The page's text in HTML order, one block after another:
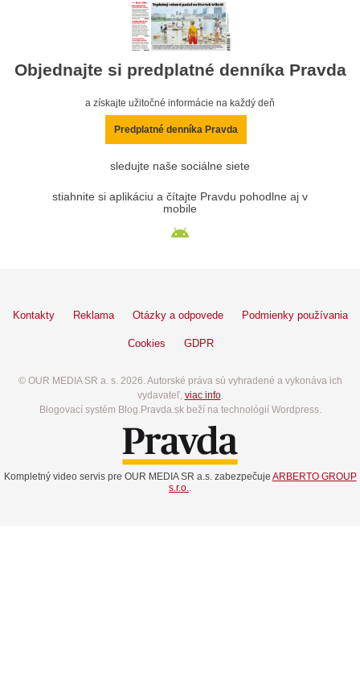
Objednajte si predplatné denníka Pravda
a získajte užitočné informácie na každý deň
Predplatné denníka Pravda
sledujte naše sociálne siete
stiahnite si aplikáciu a čítajte Pravdu pohodlne aj v
mobile
Kontakty Reklama Otázky a odpovede Podmienky používania
Cookies GDPR
© OUR MEDIA SR a. s. 2026. Autorské práva sú vyhradené a vykonáva ich
vydavateľ, viac info.
Blogovací systém Blog.Pravda.sk beží na technológií Wordpress.
Kompletný video servis pre OUR MEDIA SR a.s. zabezpečuje ARBERTO GROUP
s.r.o..